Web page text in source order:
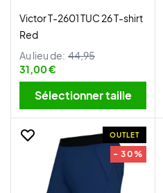
Victor T-2601 TUC 26 T-shirt
Red
Au lieu de: 44,95
31,00 €
Sélectionner taille
OUTLET
- 30%